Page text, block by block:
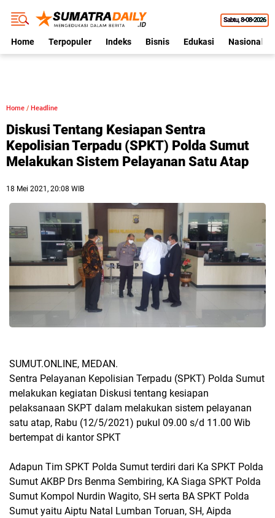
Sabtu 8•08•2026
Home Terpopuler Indeks Bisnis Edukasi Nasional
Home / Headline
Diskusi Tentang Kesiapan Sentra
Kepolisian Terpadu (SPKT) Polda Sumut
Melakukan Sistem Pelayanan Satu Atap
18 Mei 2021, 20:08 WIB
SUMUT.ONLINE, MEDAN.
Sentra Pelayanan Kepolisian Terpadu (SPKT) Polda Sumut
melakukan kegiatan Diskusi tentang kesiapan
pelaksanaan SKPT dalam melakukan sistem pelayanan
satu atap, Rabu (12/5/2021) pukul 09.00 s/d 11.00 Wib
bertempat di kantor SPKT
Adapun Tim SPKT Polda Sumut terdiri dari Ka SPKT Polda
Sumut AKBP Drs Benma Sembiring, KA Siaga SPKT Polda
Sumut Kompol Nurdin Wagito, SH serta BA SPKT Polda
Sumut yaitu Aiptu Natal Lumban Toruan, SH, Aipda